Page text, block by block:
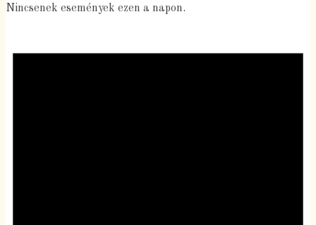
Nincsenek események ezen a napon.